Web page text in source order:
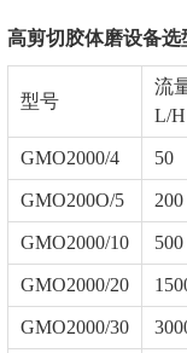
高剪切胶体磨设备选
型号
流
L/H
GMO2000/4 50
GMO200O/5 200
GMO2000/10 500
GMO2000/20
GMO2000/30